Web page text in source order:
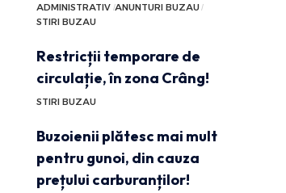
ADMINISTRATIV ANUNTURI BUZAU
STIRI BUZAU
Restricții temporare de
circulație, în zona Crâng!
STIRI BUZAU
Buzoienii plătesc mai mult
pentru gunoi, din cauza
prețului carburanților!